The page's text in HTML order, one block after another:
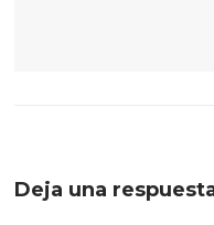
Deja una